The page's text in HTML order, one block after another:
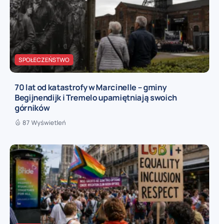
SPOŁECZEŃSTWO
70 lat od katastrofy w Marcinelle – gminy
Begijnendijk i Tremelo upamiętniają swoich
górników
87 Wyświetleń